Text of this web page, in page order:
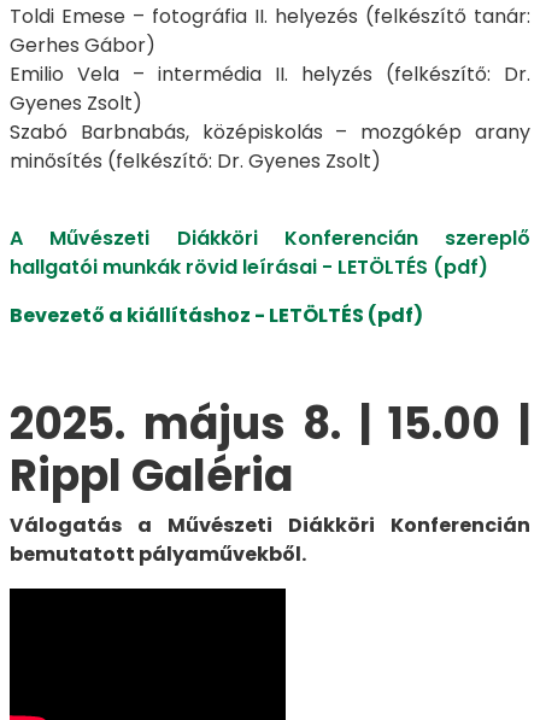
Toldi Emese – fotográfia II. helyezés (felkészítő tanár:
Gerhes Gábor)
Emilio Vela – intermédia II. helyzés (felkészítő: Dr.
Gyenes Zsolt)
Szabó Barbnabás, középiskolás – mozgókép arany
minősítés (felkészítő: Dr. Gyenes Zsolt)
A Művészeti Diákköri Konferencián szereplő
hallgatói munkák rövid leírásai - LETÖLTÉS (pdf)
Bevezető a kiállításhoz - LETÖLTÉS (pdf)
2025. május 8. | 15.00 |
Rippl Galéria
Válogatás a Művészeti Diákköri Konferencián
bemutatott pályaművekből.